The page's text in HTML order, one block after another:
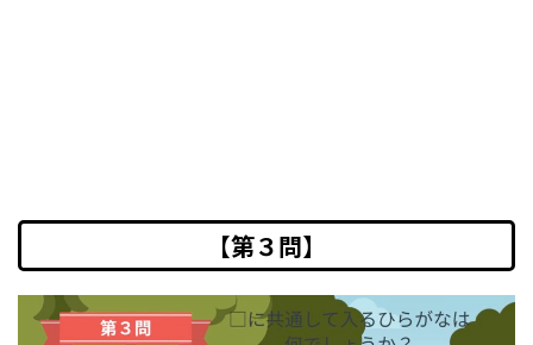
【第３問】